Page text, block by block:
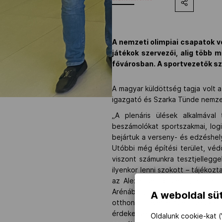
A nemzeti olimpiai csapatok
játékok szervezői, alig több
fővárosban. A sportvezetők
A magyar küldöttség tagja volt
igazgató és Szarka Tünde
„A plenáris ülések
beszámolókat sportszakmai,
bejártuk a verseny- és
Utóbbi még építési terület,
viszont számunkra
ilyenkor lenni szokott –
az Alexander Bridge-n, ami a
Arénában, ami az
otthont. Egyértelműen
érdekessége, hogy kevesebb
A weboldal
Oldalunk cookie-kat